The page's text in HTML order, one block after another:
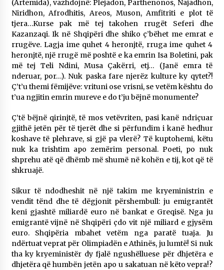
(Artemida), vazhdojnë: Plejadon, Parthenonos, Najadhon,
Niridhon, Afrodhitis, Areos, Muson, Amfitriti e plot të
tjera…Kurse pak më tej takohen rrugët Seferi dhe
Kazanzaqi. Ik në Shqipëri dhe shiko ç’bëhet me emrat e
rrugëve. Lagja ime quhet 4 heronjtë, rruga ime quhet 4
heronjtë, një rrugë më poshtë e ka emrin Isa Boletini, pak
më tej Teli Ndini, Musa Çakërri, etj… (Janë emra të
nderuar, por…). Nuk paska fare njerëz kulture ky qytet?!
Ç’t’u themi fëmijëve: vrituni ose vrisni, se vetëm kështu do
t’ua ngjitin emrin mureve e do t’ju bëjnë monumente?
Ç’të bëjnë qirinjtë, të mos vetëvriten, pasi kanë ndriçuar
gjithë jetën për të tjerët dhe si përfundim i kanë hedhur
koshave të plehrave, si gjë pa vlerë? Të kuptohemi, këtu
nuk ka trishtim apo zemërim personal. Poeti, po nuk
shprehu atë që dhëmb më shumë në kohën e tij, kot që të
shkruajë.
Sikur të ndodheshit në një takim me kryeministrin e
vendit tënd dhe të dëgjonit përshembull: ju emigrantët
keni gjashtë miliardë euro në bankat e Greqisë. Nga ju
emigrantë vijnë në Shqipëri çdo vit një miliard e gjysëm
euro. Shqipëria mbahet vetëm nga paratë tuaja. Ju
ndërtuat veprat për Olimpiadën e Athinës, ju lumtë! Si nuk
tha ky kryeministër dy fjalë ngushëlluese për dhjetëra e
dhjetëra që humbën jetën apo u sakatuan në këto vepra!?